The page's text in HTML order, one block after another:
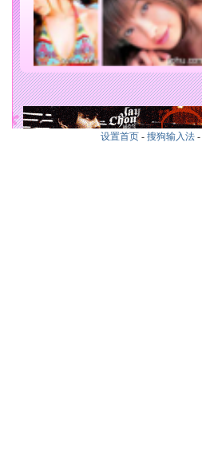
设置首页- 搜狗输入法-